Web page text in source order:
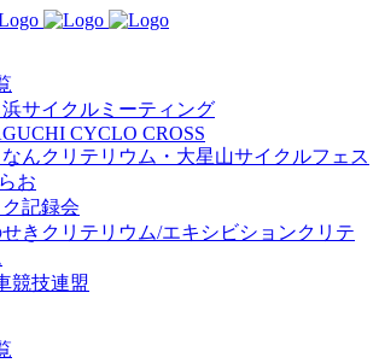
サイクルミーティング
CYCLO CROSS
なんクリテリウム・大星山サイクルフェス
お
ク記録会
せきクリテリウム/エキシビションクリテ
競技連盟